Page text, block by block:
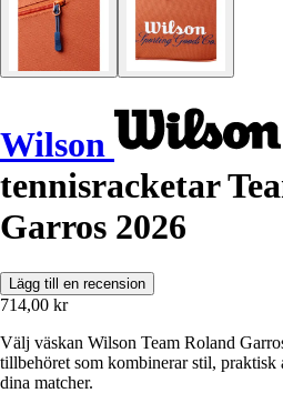
Wilson
tennisracketar
Garros 2026
Lägg till en recension
714,00 kr
Välj väskan Wilson Team Roland
tillbehöret som kombinerar stil,
dina matcher.